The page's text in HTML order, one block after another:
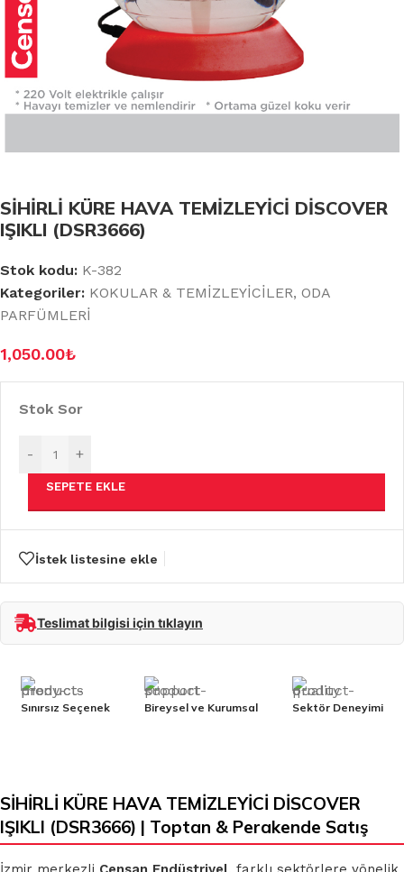
SİHİRLİ KÜRE HAVA TEMİZLEYİCİ DİSCOVER
IŞIKLI (DSR3666)
Stok kodu: K-382
Kategoriler: KOKULAR & TEMİZLEYİCİLER, ODA
PARFÜMLERİ
1,050.00₺
Stok Sor
- +
SEPETE EKLE
İstek listesine ekle
Teslimat bilgisi için tıklayın
Sınırsız Seçenek Bireysel ve Kurumsal Sektör Deneyimi
SİHİRLİ KÜRE HAVA TEMİZLEYİCİ DİSCOVER
IŞIKLI (DSR3666) | Toptan & Perakende Satış